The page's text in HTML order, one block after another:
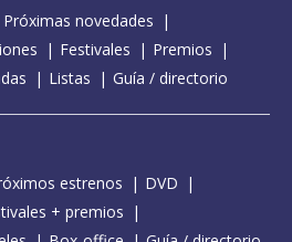
Próximas novedades
Festivales
Premios
Listas Guía / directorio
estrenos
DVD
+ premios